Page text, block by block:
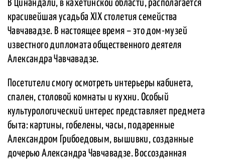
В Цинандали, в кахетинской области, располагается
красивейшая усадьба XIX столетия семейства
Чавчавадзе. В настоящее время – это дом-музей
известного дипломата общественного деятеля
Александра Чавчавадзе.
Посетители смогу осмотреть интерьеры кабинета,
спален, столовой комнаты и кухни. Особый
культурологический интерес представляет предмета
быта: картины, гобелены, часы, подаренные
Александром Грибоедовым, вышивки, созданные
дочерью Александра Чавчавадзе. Воссозданная